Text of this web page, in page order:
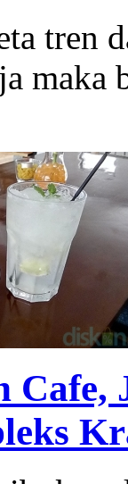
tren
maka